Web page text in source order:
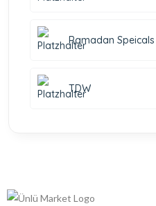
Ramadan
TDW